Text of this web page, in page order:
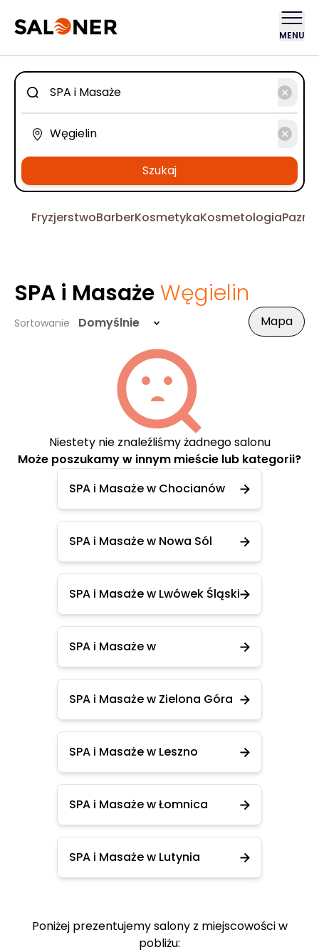
MENU
Szukaj
FryzjerstwoBarberKosmetykaKosmetologia
SPA i Masaże Węgielin
Sortowanie Domyślnie Mapa
Niestety nie znaleźliśmy żadnego salonu
Może poszukamy w innym mieście lub kategorii?
SPA i Masaże w Chocianów
SPA i Masaże w Nowa Sól
SPA i Masaże w Lwówek Śląski
SPA i Masaże w
SPA i Masaże w Zielona Góra
SPA i Masaże w Leszno
SPA i Masaże w Łomnica
SPA i Masaże w Lutynia
Poniżej prezentujemy salony z miejscowości w
pobliżu: